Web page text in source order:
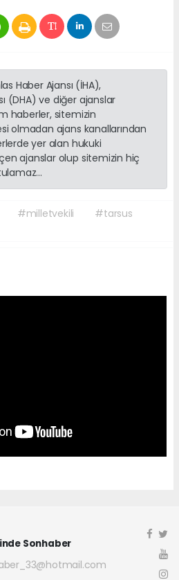
Haber Ajansı (İHA),
(DHA) ve diğer ajanslar
haberler, sitemizin
olmadan ajans kanallarından
yer alan hukuki
ajanslar olup sitemizin hiç
#milletvekili
#tarsus
Sonhaber